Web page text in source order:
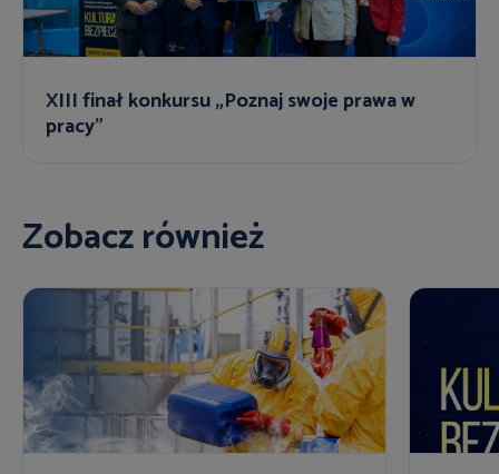
XIII finał konkursu „Poznaj swoje prawa w
pracy”
Zobacz również